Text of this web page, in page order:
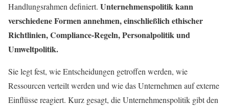
Handlungsrahmen definiert. Unternehmenspolitik kann
verschiedene Formen annehmen, einschließlich ethischer
Richtlinien, Compliance-Regeln, Personalpolitik und
Umweltpolitik.
Sie legt fest, wie Entscheidungen getroffen werden, wie
Ressourcen verteilt werden und wie das Unternehmen auf externe
Einflüsse reagiert. Kurz gesagt, die Unternehmenspolitik gibt den